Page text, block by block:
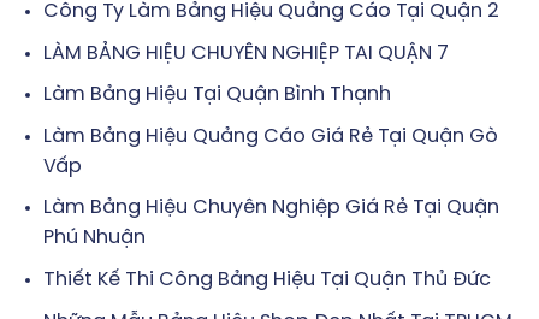
Công Ty Làm Bảng Hiệu Quảng Cáo Tại Quận 2
LÀM BẢNG HIỆU CHUYÊN NGHIỆP TAI QUẬN 7
Làm Bảng Hiệu Tại Quận Bình Thạnh
Làm Bảng Hiệu Quảng Cáo Giá Rẻ Tại Quận Gò
Vấp
Làm Bảng Hiệu Chuyên Nghiệp Giá Rẻ Tại Quận
Phú Nhuận
Thiết Kế Thi Công Bảng Hiệu Tại Quận Thủ Đức